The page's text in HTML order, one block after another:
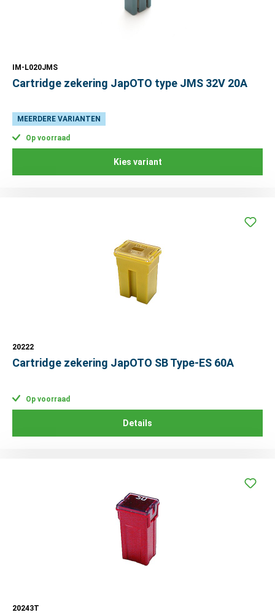
IM-L020JMS
Cartridge zekering JapOTO type JMS 32V 20A
MEERDERE VARIANTEN
Op voorraad
Kies variant
20222
Cartridge zekering JapOTO SB Type-ES 60A
Op voorraad
Details
20243T